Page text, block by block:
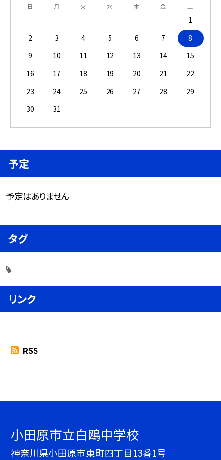
日 月 火 水 木 金 土
1
2
3 4 5 6 7
8
9
10 11 12 13 14
15
16
17 18 19 20 21
22
23
24 25 26 27 28
29
30
31
予定
予定はありません
タグ
リンク
RSS
小田原市立白鴎中学校
神奈川県小田原市東町四丁目13番1号